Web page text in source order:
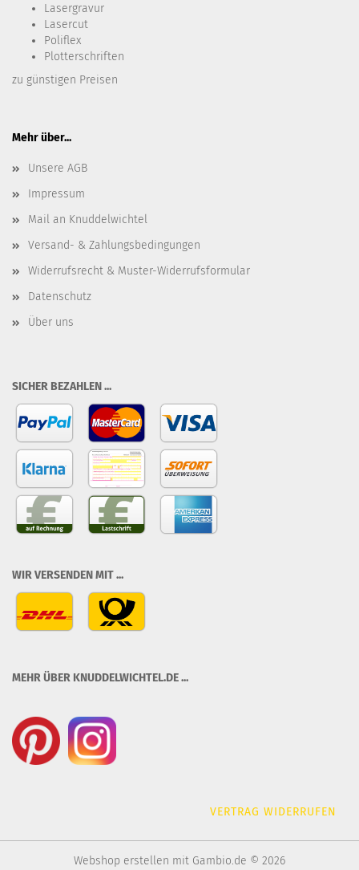
Lasergravur
Lasercut
Poliflex
Plotterschriften
zu günstigen Preisen
Mehr über...
Unsere AGB
Impressum
Mail an Knuddelwichtel
Versand- & Zahlungsbedingungen
Widerrufsrecht & Muster-Widerrufsformular
Datenschutz
Über uns
SICHER BEZAHLEN ...
WIR VERSENDEN MIT ...
MEHR ÜBER KNUDDELWICHTEL.DE ...
VERTRAG WIDERRUFEN
Webshop erstellen mit Gambio.de © 2026